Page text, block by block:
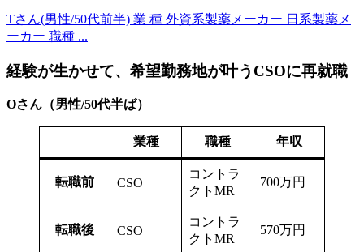
Tさん(男性/50代前半) 業 種 外資系製薬メーカー 日系製薬メ
ーカー 職種 ...
経験が生かせて、希望勤務地が叶うCSOに再就職
Oさん（男性/50代半ば）
業種 職種 年収
転職前 CSO
コントラ
クトMR
700万円
転職後 CSO
コントラ
クトMR
570万円